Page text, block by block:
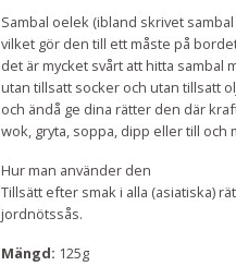
Sambal oelek (ibland skrivet
vilket gör den till ett måste på
det är mycket svårt att hitta
utan tillsatt socker och utan tillsatt
och ändå ge dina rätter den där
wok, gryta, soppa, dipp eller till
Hur man använder den
Tillsätt efter smak i alla (asiatiska)
jordnötssås.
Mängd: 125g